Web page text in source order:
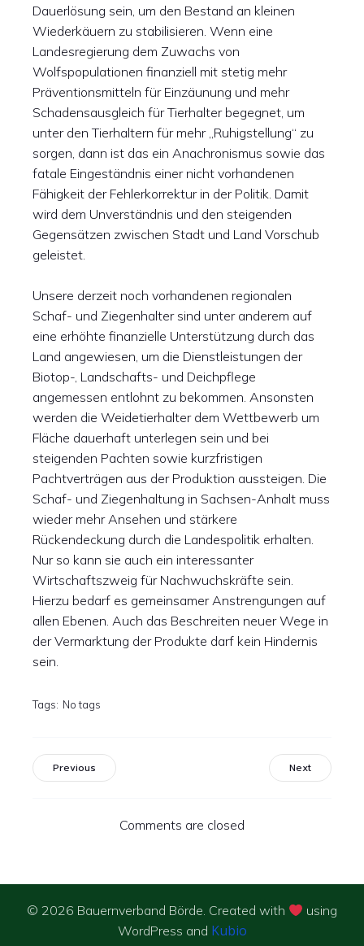
Dauerlösung sein, um den Bestand an kleinen
Wiederkäuern zu stabilisieren. Wenn eine
Landesregierung dem Zuwachs von
Wolfspopulationen finanziell mit stetig mehr
Präventionsmitteln für Einzäunung und mehr
Schadensausgleich für Tierhalter begegnet, um
unter den Tierhaltern für mehr „Ruhigstellung“ zu
sorgen, dann ist das ein Anachronismus sowie das
fatale Eingeständnis einer nicht vorhandenen
Fähigkeit der Fehlerkorrektur in der Politik. Damit
wird dem Unverständnis und den steigenden
Gegensätzen zwischen Stadt und Land Vorschub
geleistet.
Unsere derzeit noch vorhandenen regionalen
Schaf- und Ziegenhalter sind unter anderem auf
eine erhöhte finanzielle Unterstützung durch das
Land angewiesen, um die Dienstleistungen der
Biotop-, Landschafts- und Deichpflege
angemessen entlohnt zu bekommen. Ansonsten
werden die Weidetierhalter dem Wettbewerb um
Fläche dauerhaft unterlegen sein und bei
steigenden Pachten sowie kurzfristigen
Pachtverträgen aus der Produktion aussteigen. Die
Schaf- und Ziegenhaltung in Sachsen-Anhalt muss
wieder mehr Ansehen und stärkere
Rückendeckung durch die Landespolitik erhalten.
Nur so kann sie auch ein interessanter
Wirtschaftszweig für Nachwuchskräfte sein.
Hierzu bedarf es gemeinsamer Anstrengungen auf
allen Ebenen. Auch das Beschreiten neuer Wege in
der Vermarktung der Produkte darf kein Hindernis
sein.
Tags: No tags
Previous Next
Comments are closed
© 2026 Bauernverband Börde. Created with
using
WordPress and Kubio